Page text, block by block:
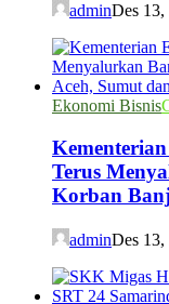
adminDes 13,
Ekonomi Bisnis
Terus
Korban
adminDes 13,